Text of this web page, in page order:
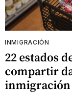
INMIGRACIÓN
22 estados
compartir
inmigración